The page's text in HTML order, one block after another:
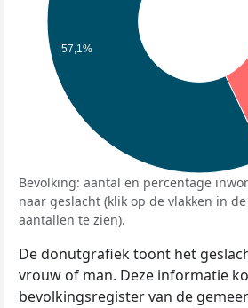
57,1%
Bevolking: aantal en percentage
naar geslacht (klik op de vlakken in
aantallen te zien).
De donutgrafiek toont het
vrouw of man. Deze informatie
bevolkingsregister van de